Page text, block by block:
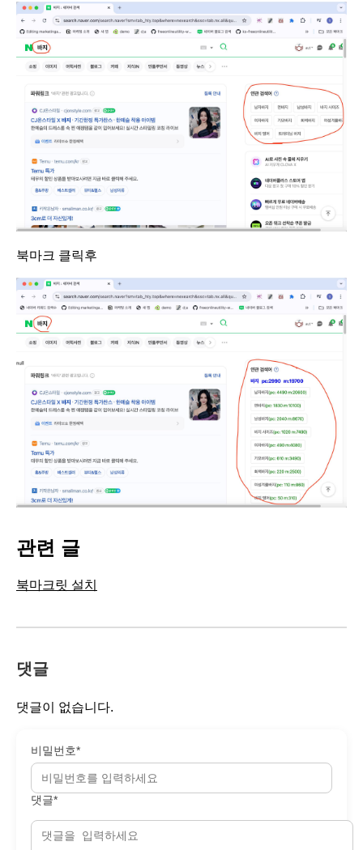
북마크 클릭후
관련 글
북마크릿 설치
댓글
댓글이 없습니다.
비밀번호*
댓글*